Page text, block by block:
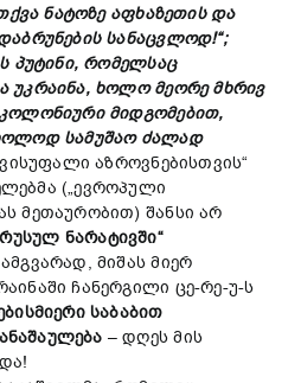
ნატოზე აფხაზეთის და
სანაცვლოდ!“;
პუტინი, რომელსაც
უკრაინა, ხოლო მეორე მხრივ
მიდგომებით,
სამუშაო ძალად
აზროვნებისთვის“
(„ევროპული
მეთაურობით) შანსი არ
ნარატივში“
მიშას მიერ
ჩანერგილი ცე-რე-უ-ს
საბაბით
– დღეს მის